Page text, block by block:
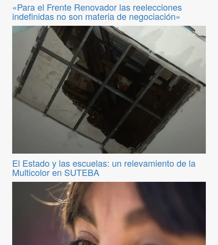
«Para el Frente Renovador las reelecciones
indefinidas no son materia de negociación»
El Estado y las escuelas: un relevamiento de la
Multicolor en SUTEBA